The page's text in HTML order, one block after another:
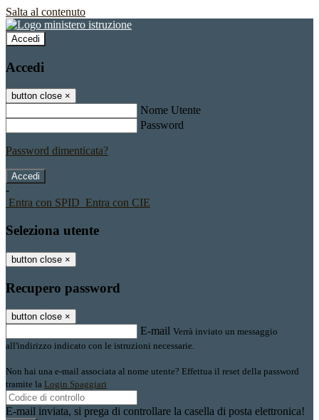
Salta al contenuto
Accedi
Accedi
button close ×
Nome Utente
Password
Password dimenticata?
-
Entra con SPID Entra con CIE
Seleziona utente
button close ×
Recupero password
button close ×
E-mail Verrà inviato un messaggio
all'indirizzo indicato con le istruzioni necessarie.
Non hai una e-mail associata al nome utente? Effettua il reset della password
tramite la Login Spaggiari
E-mail inviata, si prega di controllare la casella di posta elettronica!